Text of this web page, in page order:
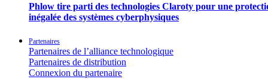
Phlow tire parti des technologies Claroty pour une
inégalée des systèmes cyberphysiques
Partenaires
Partenaires de l’alliance technologique
Partenaires de distribution
Connexion du partenaire